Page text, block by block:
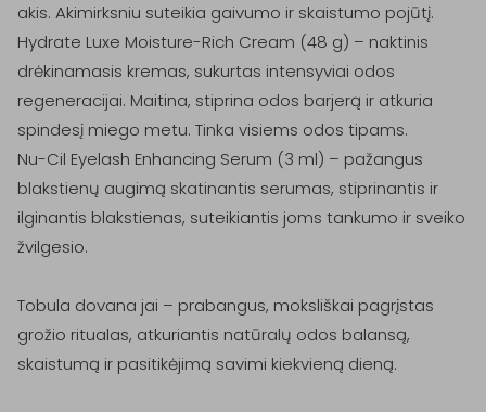
akis. Akimirksniu suteikia gaivumo ir skaistumo pojūtį.
Hydrate Luxe Moisture-Rich Cream (48 g) – naktinis
drėkinamasis kremas, sukurtas intensyviai odos
regeneracijai. Maitina, stiprina odos barjerą ir atkuria
spindesį miego metu. Tinka visiems odos tipams.
Nu-Cil Eyelash Enhancing Serum (3 ml) – pažangus
blakstienų augimą skatinantis serumas, stiprinantis ir
ilginantis blakstienas, suteikiantis joms tankumo ir sveiko
žvilgesio.
Tobula dovana jai – prabangus, moksliškai pagrįstas
grožio ritualas, atkuriantis natūralų odos balansą,
skaistumą ir pasitikėjimą savimi kiekvieną dieną.